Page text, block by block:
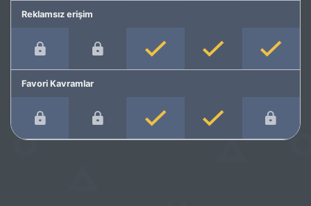
Reklamsız erişim
Favori Kavramlar